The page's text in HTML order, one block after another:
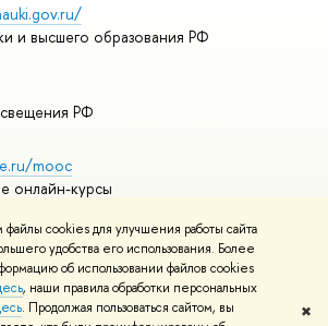
cookies для улучшения работы сайта
удобства его использования. Более
об использовании файлов cookies
, наши правила обработки персональных
. Продолжая пользоваться сайтом, вы
✖
и высшего образования РФ
РФ
mooc
онлайн-курсы
Адреса и контакты
материалов